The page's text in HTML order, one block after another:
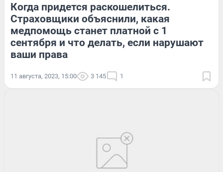
Когда придется раскошелиться.
Страховщики объяснили, какая
медпомощь станет платной с 1
сентября и что делать, если нарушают
ваши права
11 августа, 2023, 15:00 3 145 1